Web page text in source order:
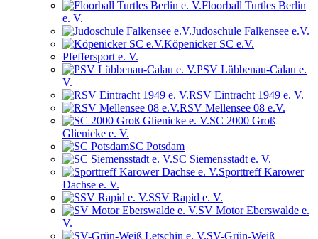
Floorball Turtles Berlin
e. V.
Judoschule Falkensee e.V.
Köpenicker SC e.V.
Pfeffersport e. V.
PSV Lübbenau-Calau e.
V.
RSV Eintracht 1949 e. V.
RSV Mellensee 08 e.V.
SC 2000 Groß
Glienicke e. V.
SC Potsdam
SC Siemensstadt e. V.
Sporttreff Karower
Dachse e. V.
SSV Rapid e. V.
SV Motor Eberswalde e.
V.
SV-Grün-Weiß